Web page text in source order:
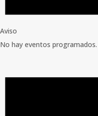
Aviso
No hay eventos programados.